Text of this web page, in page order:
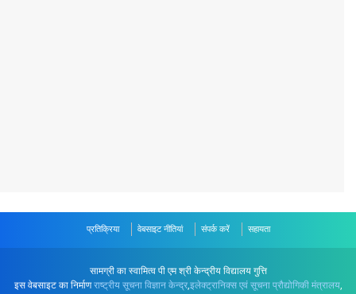
प्रतिक्रिया वेबसाइट नीतियां संपर्क करें सहायता
सामग्री का स्वामित्व पी एम श्री केन्द्रीय विद्यालय गुत्ति
इस वेबसाइट का निर्माणराष्ट्रीय सूचना विज्ञान केन्द्र,इलेक्ट्रानिक्स एवं सूचना प्रौद्योगिकी मंत्रालय,